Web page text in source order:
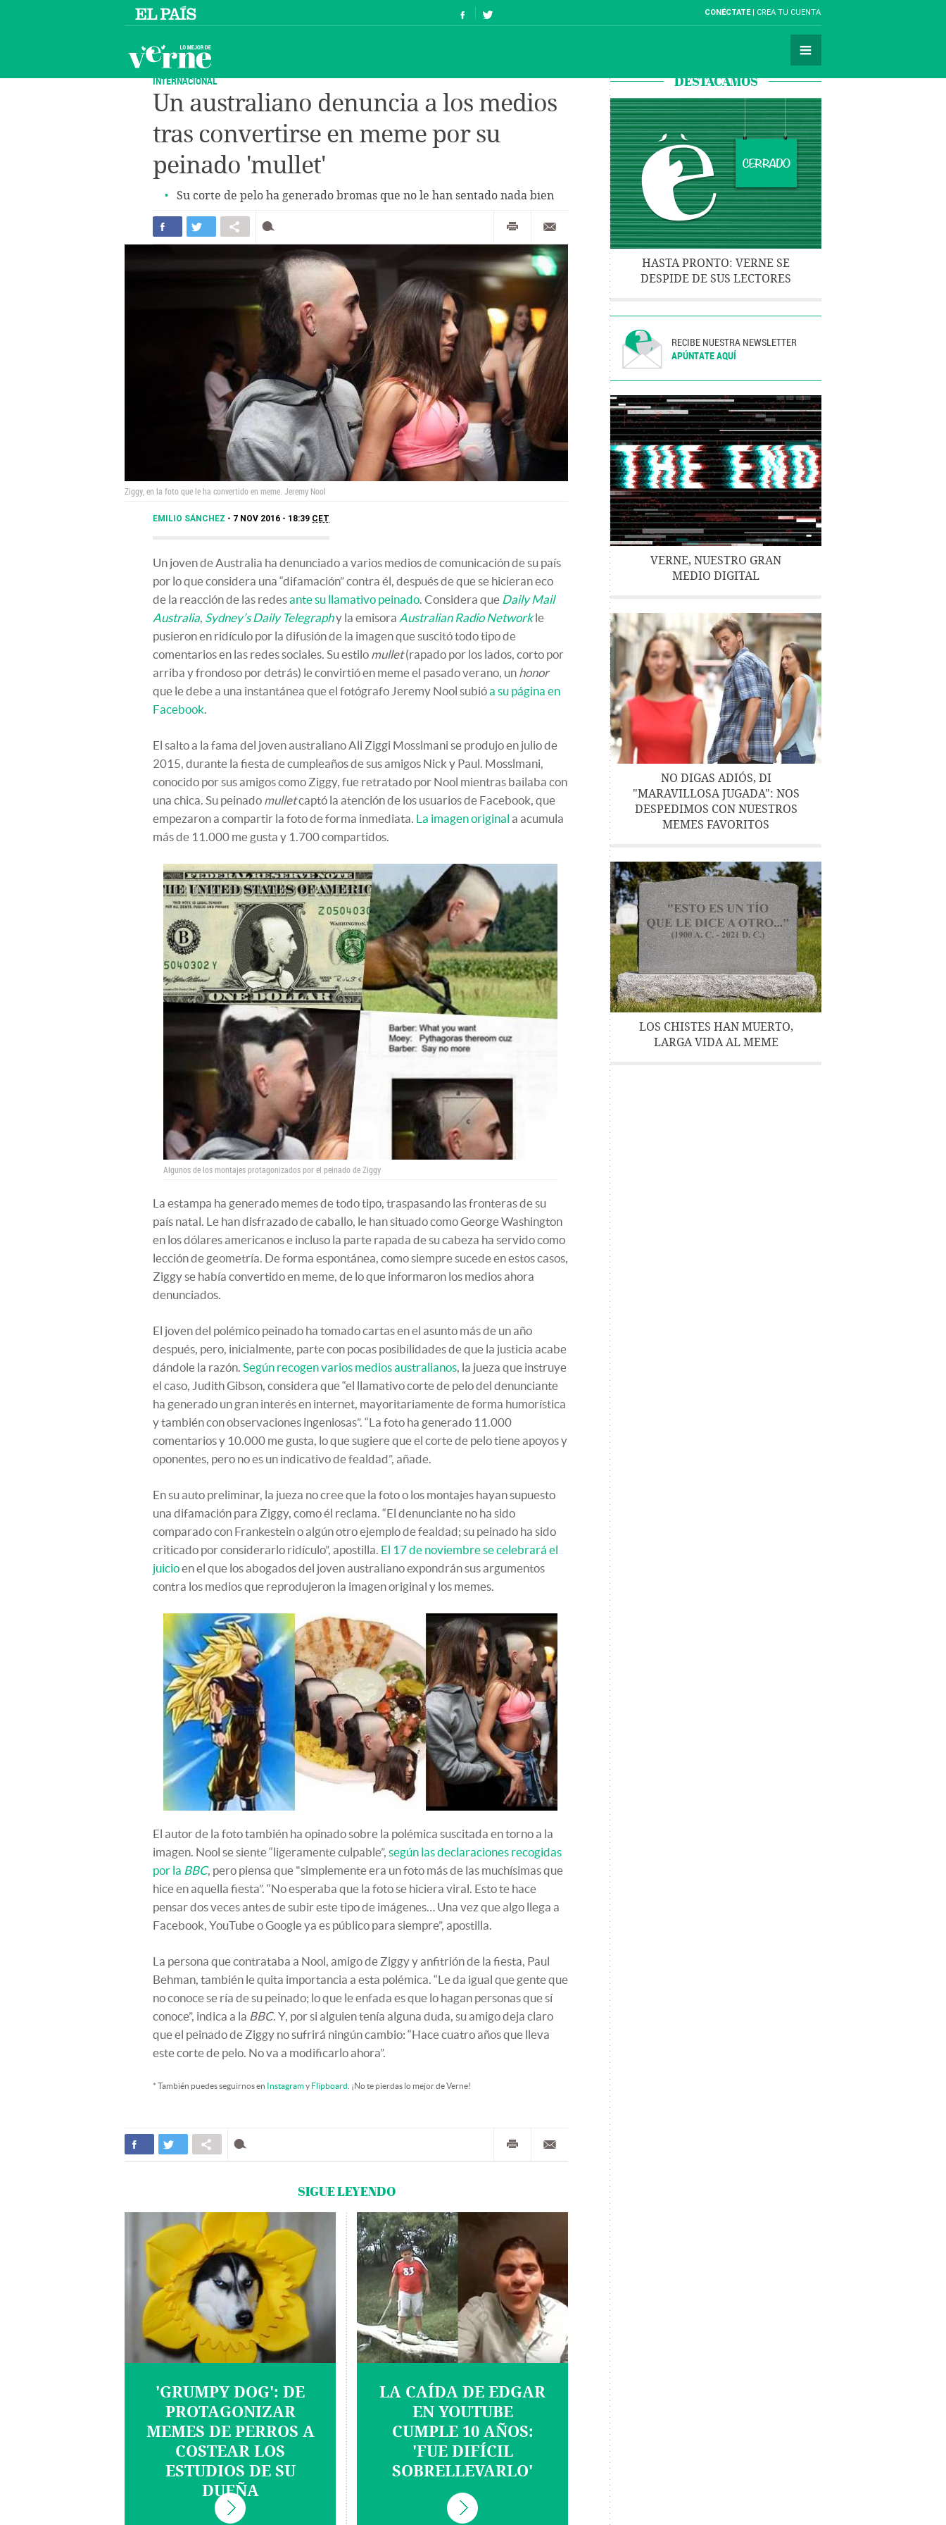
CONÉCTATE CREA TU CUENTA
INTERNACIONAL
Un australiano denuncia a los medios
tras convertirse en meme por su
peinado 'mullet'
Su corte de pelo ha generado bromas que no le han sentado nada bien
Ziggy, en la foto que le ha convertido en meme. Jeremy Nool
EMILIO SÁNCHEZ 7 NOV 2016 - 18:39 CET
Un joven de Australia ha denunciado a varios medios de comunicación de su país
por lo que considera una “difamación” contra él, después de que se hicieran eco
de la reacción de las redesante su llamativo peinado. Considera que Daily Mail
Australia, Sydney’s Daily Telegraphy la emisora Australian Radio Networkle
pusieron en ridículo por la difusión de la imagen que suscitó todo tipo de
comentarios en las redes sociales. Su estilo mullet(rapado por los lados, corto por
arriba y frondoso por detrás) le convirtió en meme el pasado verano, un honor
que le debe a una instantánea que el fotógrafo Jeremy Nool subióa su página en
Facebook.
El salto a la fama del joven australiano Ali Ziggi Mosslmani se produjo en julio de
2015, durante la fiesta de cumpleaños de sus amigos Nick y Paul. Mosslmani,
conocido por sus amigos como Ziggy, fue retratado por Nool mientras bailaba con
una chica. Su peinado mulletcaptó la atención de los usuarios de Facebook, que
empezaron a compartir la foto de forma inmediata. La imagen original a acumula
más de 11.000 me gusta y 1.700 compartidos.
Algunos de los montajes protagonizados por el peinado de Ziggy
La estampa ha generado memes de todo tipo, traspasando las fronteras de su
país natal. Le han disfrazado de caballo, le han situado como George Washington
en los dólares americanos e incluso la parte rapada de su cabeza ha servido como
lección de geometría. De forma espontánea, como siempre sucede en estos casos,
Ziggy se había convertido en meme, de lo que informaron los medios ahora
denunciados.
El joven del polémico peinado ha tomado cartas en el asunto más de un año
después, pero, inicialmente, parte con pocas posibilidades de que la justicia acabe
dándole la razón. Según recogen varios medios australianos, la jueza que instruye
el caso, Judith Gibson, considera que “el llamativo corte de pelo del denunciante
ha generado un gran interés en internet, mayoritariamente de forma humorística
y también con observaciones ingeniosas”. “La foto ha generado 11.000
comentarios y 10.000 me gusta, lo que sugiere que el corte de pelo tiene apoyos y
oponentes, pero no es un indicativo de fealdad”, añade.
En su auto preliminar, la jueza no cree que la foto o los montajes hayan supuesto
una difamación para Ziggy, como él reclama. “El denunciante no ha sido
comparado con Frankestein o algún otro ejemplo de fealdad; su peinado ha sido
criticado por considerarlo ridículo”, apostilla. El 17 de noviembre se celebrará el
juicioen el que los abogados del joven australiano expondrán sus argumentos
contra los medios que reprodujeron la imagen original y los memes.
El autor de la foto también ha opinado sobre la polémica suscitada en torno a la
imagen. Nool se siente “ligeramente culpable”, según las declaraciones recogidas
por la BBC, pero piensa que "simplemente era un foto más de las muchísimas que
hice en aquella fiesta”. “No esperaba que la foto se hiciera viral. Esto te hace
pensar dos veces antes de subir este tipo de imágenes… Una vez que algo llega a
Facebook, YouTube o Google ya es público para siempre”, apostilla.
La persona que contrataba a Nool, amigo de Ziggy y anfitrión de la fiesta, Paul
Behman, también le quita importancia a esta polémica. “Le da igual que gente que
no conoce se ría de su peinado; lo que le enfada es que lo hagan personas que sí
conoce”, indica a la BBC. Y, por si alguien tenía alguna duda, su amigo deja claro
que el peinado de Ziggy no sufrirá ningún cambio: “Hace cuatro años que lleva
este corte de pelo. No va a modificarlo ahora”.
* También puedes seguirnos en Instagramy Flipboard . ¡No te pierdas lo mejor de Verne!
SIGUE LEYENDO
'GRUMPY DOG': DE
PROTAGONIZAR
MEMES DE PERROS A
COSTEAR LOS
ESTUDIOS DE SU
DUEÑA
LA CAÍDA DE EDGAR
EN YOUTUBE
CUMPLE 10 AÑOS:
'FUE DIFÍCIL
SOBRELLEVARLO'
DESTACAMOS
HASTA PRONTO: VERNE SE
DESPIDE DE SUS LECTORES
RECIBE NUESTRA NEWSLETTER
APÚNTATE AQUÍ
VERNE, NUESTRO GRAN
MEDIO DIGITAL
NO DIGAS ADIÓS, DI
"MARAVILLOSA JUGADA": NOS
DESPEDIMOS CON NUESTROS
MEMES FAVORITOS
LOS CHISTES HAN MUERTO,
LARGA VIDA AL MEME